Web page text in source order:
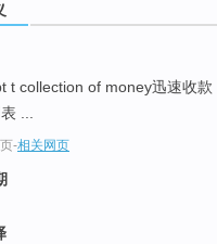
t collection of money迅速收款
...
-相关网页